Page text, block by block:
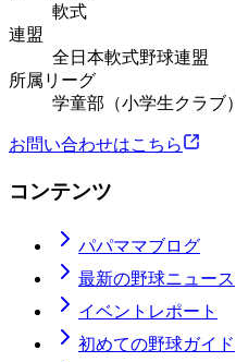
軟式
連盟
全日本軟式野球連盟
所属リーグ
学童部（小学生クラブ）
お問い合わせはこちら
コンテンツ
パパママブログ
最新の野球ニュース
イベントレポート
初めての野球ガイド